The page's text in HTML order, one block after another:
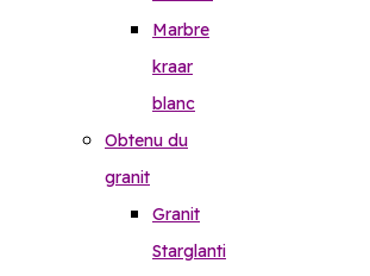
Marbre
kraar
blanc
Obtenu du
granit
Granit
Starglanti